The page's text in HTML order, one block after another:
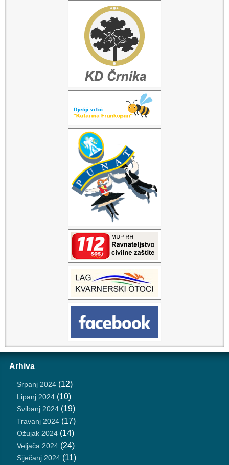
Arhiva
Srpanj 2024(12)
Lipanj 2024(10)
Svibanj 2024(19)
Travanj 2024(17)
Ožujak 2024(14)
Veljača 2024(24)
Siječanj 2024(11)